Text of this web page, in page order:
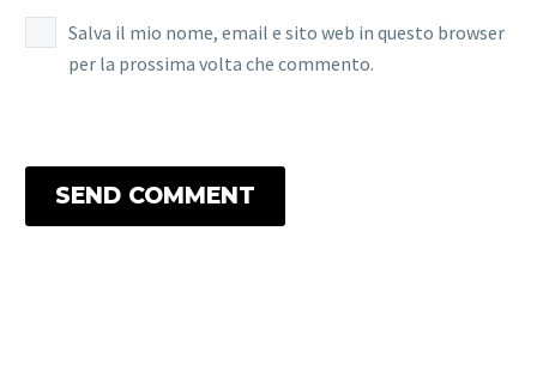
Salva il mio nome, email e sito web in questo browser
per la prossima volta che commento.
SEND COMMENT